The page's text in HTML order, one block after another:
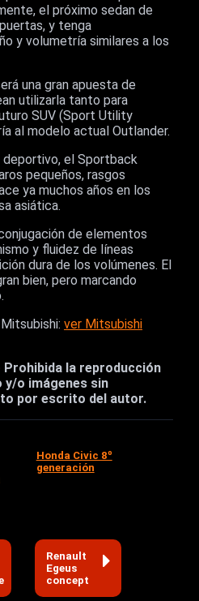
el próximo sedan de
y tenga
y volumetría similares a los
una gran apuesta de
utilizarla tanto para
SUV (Sport Utility
al modelo actual Outlander.
el Sportback
pequeños, rasgos
ya muchos años en los
asiática.
de elementos
y fluidez de líneas
dura de los volúmenes. El
bien, pero marcando
ver Mitsubishi
Prohibida la reproducción
o imágenes sin
por escrito del autor.
Honda Civic 8º
generación
Renault
Egeus
concept